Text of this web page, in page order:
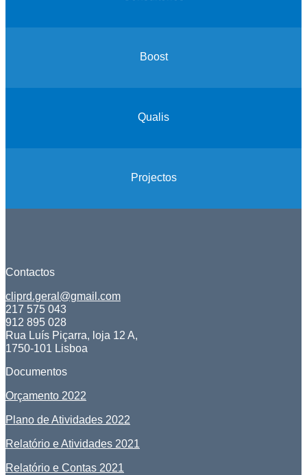
Boost
Qualis
Projectos
Contactos
cliprd.geral@gmail.com
217 575 043
912 895 028
Rua Luís Piçarra, loja 12 A,
1750-101 Lisboa
Documentos
Orçamento 2022
Plano de Atividades 2022
Relatório e Atividades 2021
Relatório e Contas 2021